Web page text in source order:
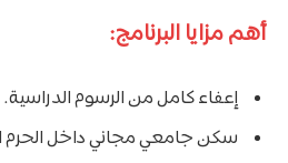
أهم مزايا البرنامج:
إعفاء كامل من الرسوم الدراسية.
سكن جامعي مجاني داخل الحرم